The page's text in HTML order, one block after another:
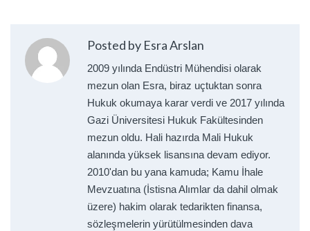
Posted by Esra Arslan
2009 yılında Endüstri Mühendisi olarak
mezun olan Esra, biraz uçtuktan sonra
Hukuk okumaya karar verdi ve 2017 yılında
Gazi Üniversitesi Hukuk Fakültesinden
mezun oldu. Hali hazırda Mali Hukuk
alanında yüksek lisansına devam ediyor.
2010'dan bu yana kamuda; Kamu İhale
Mevzuatına (İstisna Alımlar da dahil olmak
üzere) hakim olarak tedarikten finansa,
sözleşmelerin yürütülmesinden dava